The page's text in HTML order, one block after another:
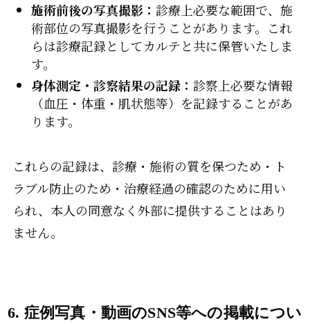
施術前後の写真撮影： 診療上必要な範囲で、施
術部位の写真撮影を行うことがあります。これ
らは診療記録としてカルテと共に保管いたしま
す。
身体測定・診察結果の記録： 診察上必要な情報
（血圧・体重・肌状態等）を記録することがあ
ります。
これらの記録は、診療・施術の質を保つため・ト
ラブル防止のため・治療経過の確認のために用い
られ、本人の同意なく外部に提供することはあり
ません。
6. 症例写真・動画のSNS等への掲載につい